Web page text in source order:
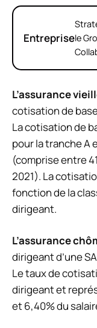
Entreprisele
L’assurance
cotisation de
La cotisation de
pour la tranche A
(comprise entre
2021). La
fonction de la
dirigeant.
L’assurance
dirigeant d’une
Le taux de
dirigeant et
et 6,40% du